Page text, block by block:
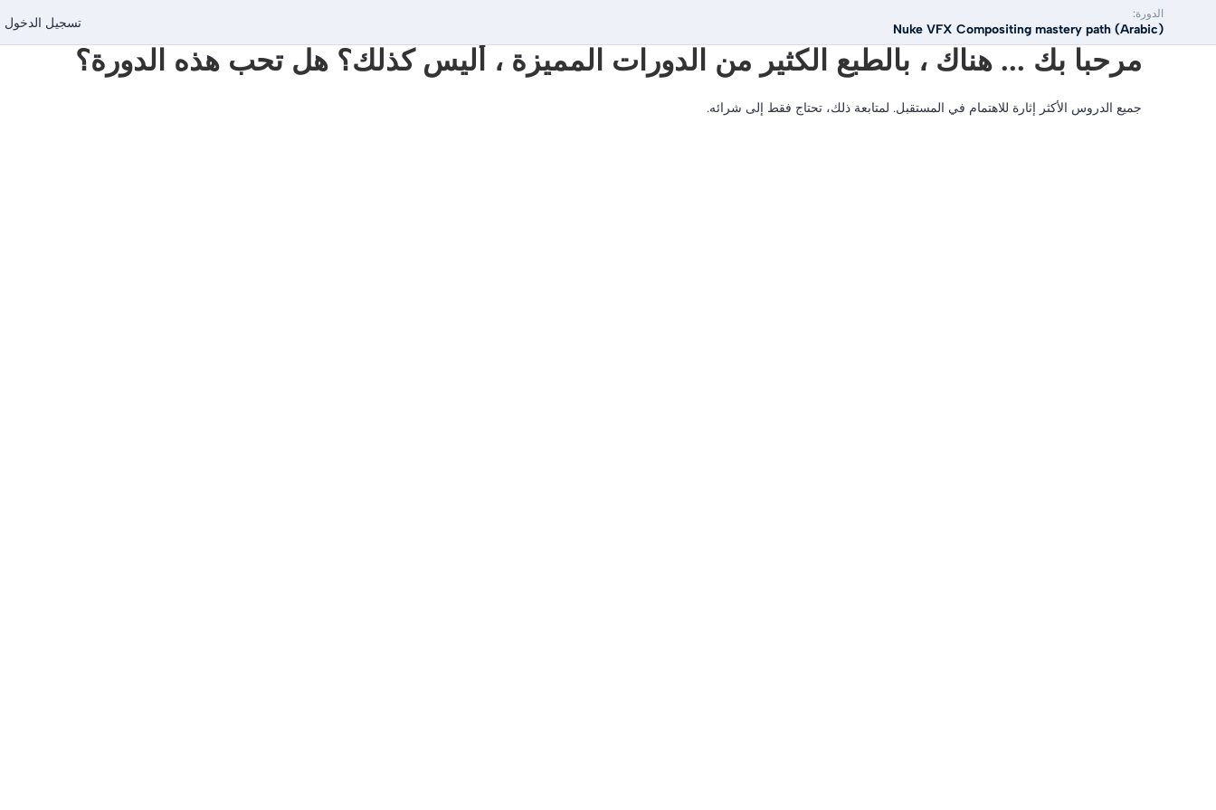
الدورة:
Nuke VFX Compositing mastery path (Arabic) تسجيل الدخول
مرحبا بك ... هناك ، بالطبع الكثير من الدورات المميزة ، أليس كذلك؟ هل تحب هذه الدورة؟
جميع الدروس الأكثر إثارة للاهتمام في المستقبل. لمتابعة ذلك، تحتاج فقط إلى شرائه.